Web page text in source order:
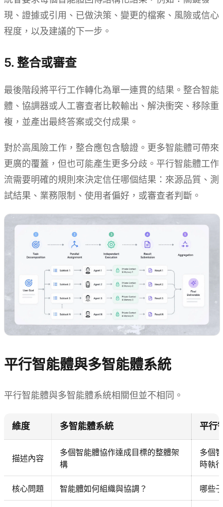
現、證據或引用、已做決策、變更的檔案、風險或信心
程度，以及建議的下一步。
5. 整合或審查
最後階段將平行工作轉化為單一連貫的結果。整合智能
體、協調器或人工審查者比較輸出、解決衝突、移除重
複，並產出最終答案或交付成果。
對於高風險工作，整合應包含驗證。更多智能體可帶來
更廣的覆蓋，但也可能產生更多分歧。平行智能體工作
流需要明確的規則來決定信任哪個結果：來源品質、測
試結果、業務限制、使用者偏好，或審查者判斷。
平行智能體與多智能體系統
平行智能體與多智能體系統相關但並不相同。
維度 多智能體系統 平行
描述內容
多個智能體協作達成目標的整體架
構
多個
時執
核心問題 智能體如何組織與協調？ 哪些